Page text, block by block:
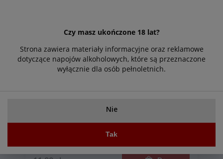
Czy masz ukończone 18 lat?
Strona zawiera materiały informacyjne oraz reklamowe
dotyczące napojów alkoholowych, które są przeznaczone
wyłącznie dla osób pełnoletnich.
Nie
Tak